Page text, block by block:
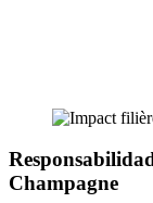
Champagne